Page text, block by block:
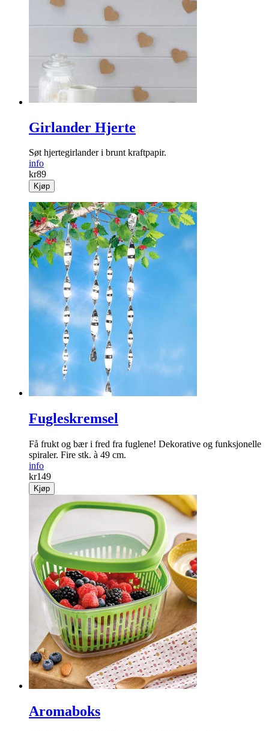
Girlander Hjerte
Søt hjertegirlander i brunt kraftpapir.
info
kr89
Kjøp
Fugleskremsel
Få frukt og bær i fred fra fuglene! Dekorative og funksjonelle
spiraler. Fire stk. à 49 cm.
info
kr149
Kjøp
Aromaboks